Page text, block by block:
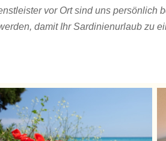
vor Ort sind uns persönlich
damit Ihr Sardinienurlaub zu